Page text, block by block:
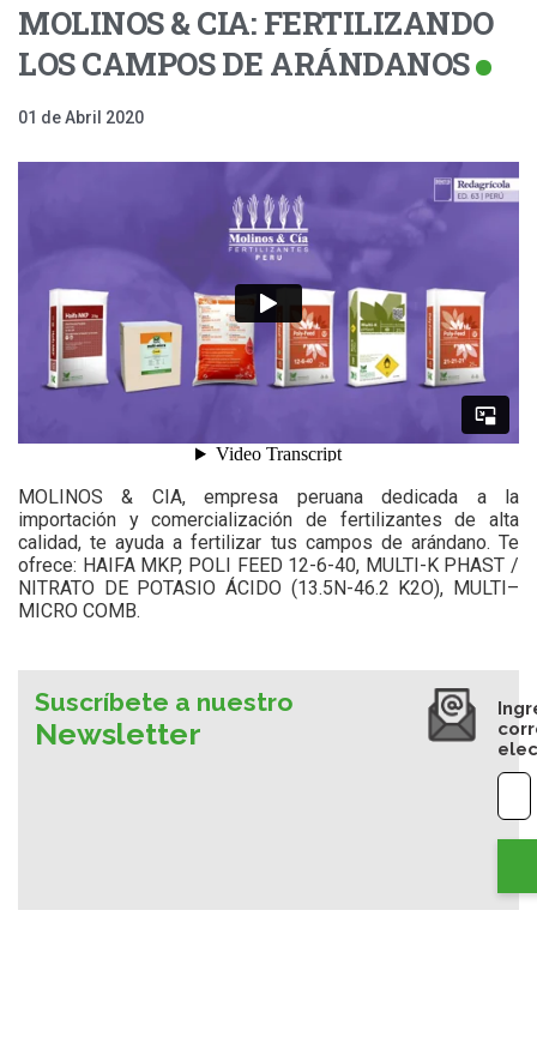
MOLINOS & CIA: FERTILIZANDO
LOS CAMPOS DE ARÁNDANOS
01 de Abril 2020
MOLINOS & CIA, empresa peruana dedicada a la
importación y comercialización de fertilizantes de alta
calidad, te ayuda a fertilizar tus campos de arándano. Te
ofrece: HAIFA MKP, POLI FEED 12-6-40, MULTI-K PHAST /
NITRATO DE POTASIO ÁCIDO (13.5N-46.2 K2O), MULTI–
MICRO COMB.
Suscríbete a nuestro
Newsletter